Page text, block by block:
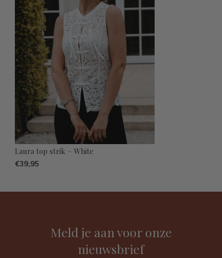
Laura top strik – White
€39,95
Meld je aan voor onze
nieuwsbrief